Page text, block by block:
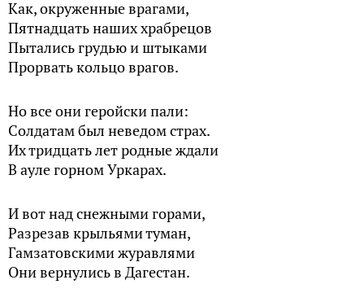
Как, окруженные врагами,
Пятнадцать наших храбрецов
Пытались грудью и штыками
Прорвать кольцо врагов.
Но все они геройски пали:
Солдатам был неведом страх.
Их тридцать лет родные ждали
В ауле горном Уркарах.
И вот над снежными горами,
Разрезав крыльями туман,
Гамзатовскими журавлями
Они вернулись в Дагестан.